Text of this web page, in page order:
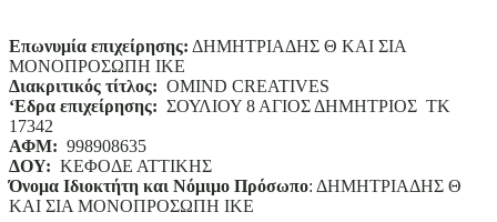
Επωνυμία επιχείρησης: ΔΗΜΗΤΡΙΑΔΗΣ Θ ΚΑΙ ΣΙΑ
ΜΟΝΟΠΡΟΣΩΠΗ ΙΚΕ
Διακριτικός τίτλος: ΟΜΙΝD CREATIVES
‘Eδρα επιχείρησης: ΣΟΥΛΙΟΥ 8 ΑΓΙΟΣ ΔΗΜΗΤΡΙΟΣ ΤΚ
17342
ΑΦΜ: 998908635
ΔΟΥ: ΚΕΦΟΔΕ ΑΤΤΙΚΗΣ
Όνομα Ιδιοκτήτη και Νόμιμο Πρόσωπο: ΔΗΜΗΤΡΙΑΔΗΣ Θ
ΚΑΙ ΣΙΑ ΜΟΝΟΠΡΟΣΩΠΗ ΙΚΕ